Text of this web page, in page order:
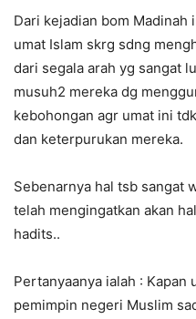
Dari kejadian bom Madinah
umat Islam skrg sdng
dari segala arah yg sangat
musuh2 mereka dg
kebohongan agr umat ini
dan keterpurukan mereka.
Sebenarnya hal tsb sangat
telah mengingatkan akan
hadits..
Pertanyaanya ialah :
pemimpin negeri Muslim